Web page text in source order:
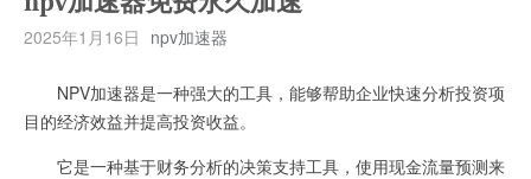
2025年1月16日 npv加速器
NPV加速器是一种强大的工具，能够帮助企业快速分析投资项
目的经济效益并提高投资收益。
它是一种基于财务分析的决策支持工具，使用现金流量预测来